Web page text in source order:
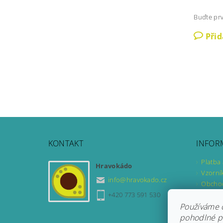
Buďte
KONTAKT
Hravokádo
info@hravokado.cz
+420 773 591 530
Platba
Používáme
pohodlné